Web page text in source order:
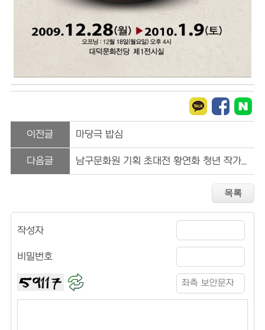
이전글 마당극 밥심
다음글 남구문화원 기획 초대전 황연화 청년 작가 展
작성자
비밀번호